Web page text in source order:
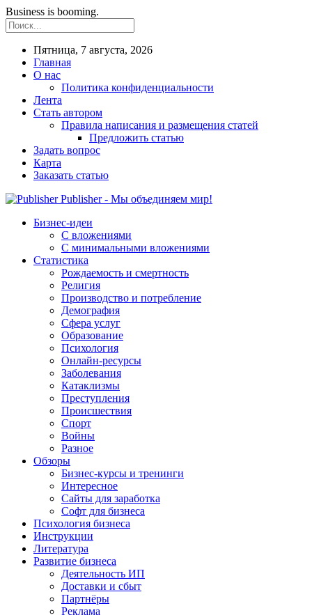
Business is booming.
Пятница, 7 августа, 2026
Главная
О нас
Политика конфиденциальности
Лента
Стать автором
Правила написания и размещения статей
Предложить статью
Задать вопрос
Карта
Заказать статью
Publisher - Мы объединяем мир!
Бизнес-идеи
С вложениями
С минимальными вложениями
Статистика
Рождаемость и смертность
Религия
Производство и потребление
Демография
Сфера услуг
Образование
Психология
Онлайн-ресурсы
Заболевания
Катаклизмы
Преступления
Происшествия
Спорт
Войны
Разное
Обзоры
Бизнес-курсы и тренинги
Интересное
Сайты для заработка
Софт для бизнеса
Психология бизнеса
Инструкции
Литература
Развитие бизнеса
Деятельность ИП
Доставки и сбыт
Партнёры
Реклама